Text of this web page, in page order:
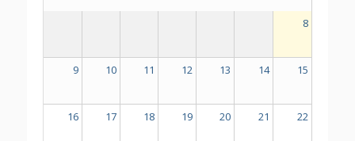
8
9 10 11 12 13 14 15
16 17 18 19 20 21 22